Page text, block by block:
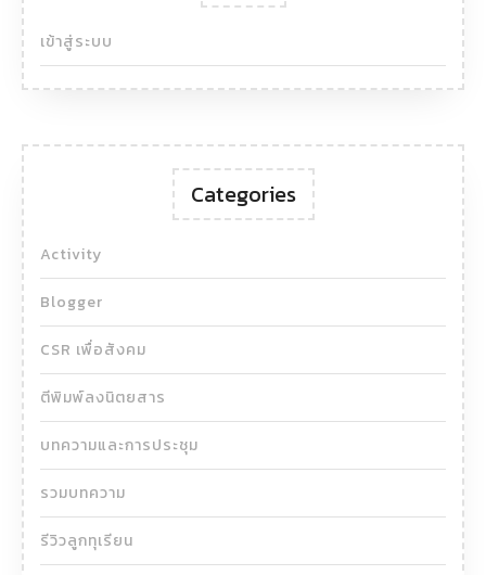
เข้าสู่ระบบ
Categories
Activity
Blogger
CSR เพื่อสังคม
ตีพิมพ์ลงนิตยสาร
บทความและการประชุม
รวมบทความ
รีวิวลูกทุเรียน